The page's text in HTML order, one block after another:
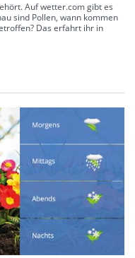
Auf wetter.com gibt es
sind Pollen, wann kommen
Das erfahrt ihr in